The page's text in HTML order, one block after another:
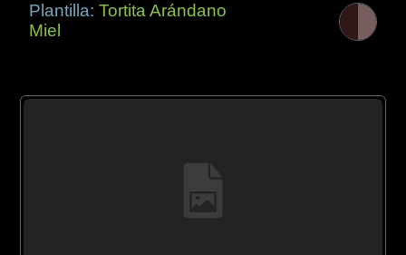
Plantilla:Tortita Arándano
Miel